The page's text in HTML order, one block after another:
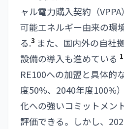
ャル電力購入契約（
可能エネルギー由来の環
る.3 また、国内外の自社
設備の導入も進めている
RE100への加盟と具体的
度50%、2040年度100%
化への強いコミットメン
評価できる。しかし、